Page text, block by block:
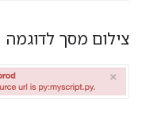
צילום מסך לדוגמה